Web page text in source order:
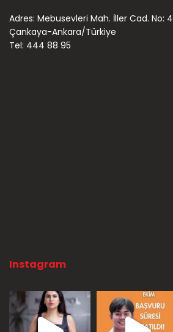
Adres: Mebusevleri Mah. İller Cad. No: 4
Çankaya-Ankara/Türkiye
Tel: 444 88 95
Instagram